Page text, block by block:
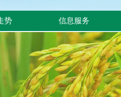
势 信息服务